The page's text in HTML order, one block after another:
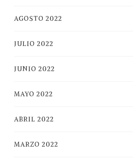
AGOSTO 2022
JULIO 2022
JUNIO 2022
MAYO 2022
ABRIL 2022
MARZO 2022